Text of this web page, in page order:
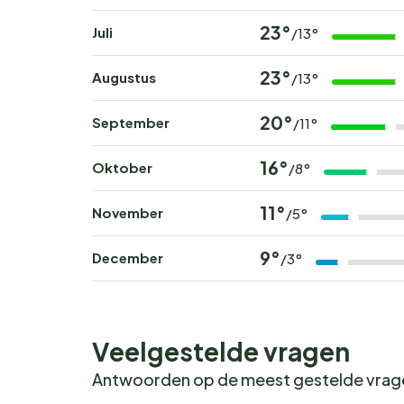
Boek nu jouw
bij Camping Château de Martragny en beleef
Juli 23° /13°
Augustus 23° /13°
September 20° /11°
Oktober 16° /8°
November 11° /5°
December 9° /3°
Veelgestelde vragen
Antwoorden op de meest gestelde